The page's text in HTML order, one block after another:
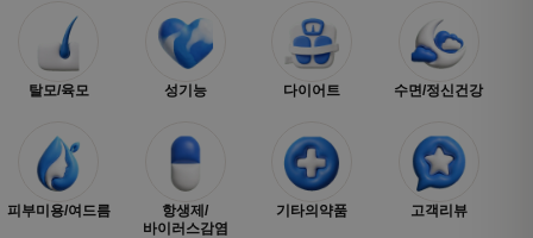
탈모/육모 성기능 다이어트 수면/정신건강
피부미용/여드름
항생제/
바이러스감염
기타의약품 고객리뷰